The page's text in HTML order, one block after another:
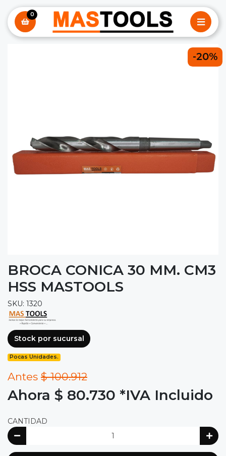
0
-20%
BROCA CONICA 30 MM. CM3
HSS MASTOOLS
SKU: 1320
Stock por sucursal
Pocas Unidades.
Antes $ 100.912
Ahora $ 80.730 *IVA Incluido
CANTIDAD